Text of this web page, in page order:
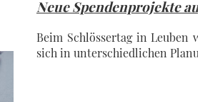
Neue Spendenprojekte
Beim Schlössertag in Leuben
sich in unterschiedlichen